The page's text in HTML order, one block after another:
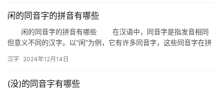
音
闲的同音字的拼音有哪些
闲的同音字的拼音有哪些 在汉语中，同音字是指发音相同
但意义不同的汉字。以“闲”为例，它有许多同音字，这些同音字在拼
汉字 2024年12月14日
(没)的同音字有哪些